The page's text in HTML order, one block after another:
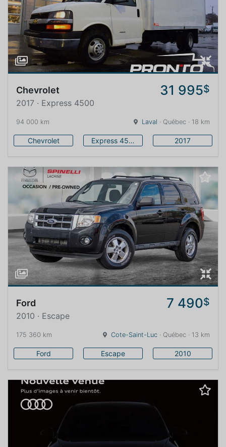
Chevrolet 31 995$
2017 · Express 4500
94 000 km Laval · Québec · 18 km
Chevrolet Express 4500 2017
Ford 7 490$
2010 · Escape
175 360 km Cote-Saint-Luc · Québec · 13 km
Ford Escape 2010